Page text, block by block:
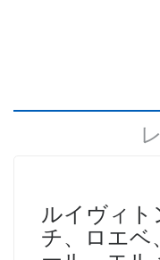
ルイヴィト
チ、ロエベ